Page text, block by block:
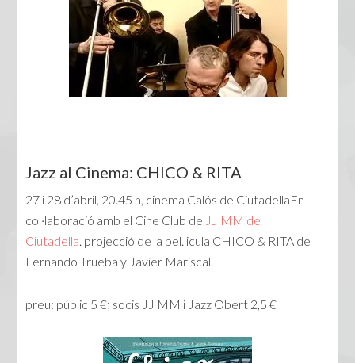
Jazz al Cinema: CHICO & RITA
27 i 28 d’abril, 20.45 h, cinema Calós de CiutadellaEn
col·laboració amb el Cine Club de JJ MM de
Ciutadella. projecció de la pel.licula CHICO & RITA de
Fernando Trueba y Javier Mariscal.
preu: públic 5 €; socis JJ MM i Jazz Obert 2,5 €